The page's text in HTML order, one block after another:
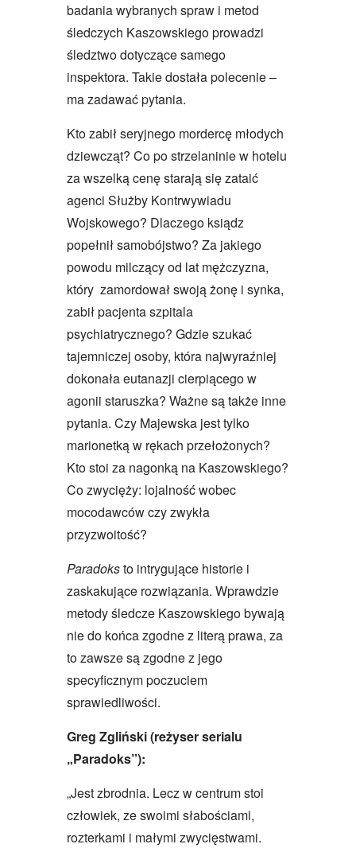
badania wybranych spraw i metod
śledczych Kaszowskiego prowadzi
śledztwo dotyczące samego
inspektora. Takie dostała polecenie –
ma zadawać pytania.
Kto zabił seryjnego mordercę młodych
dziewcząt? Co po strzelaninie w hotelu
za wszelką cenę starają się zataić
agenci Służby Kontrwywiadu
Wojskowego? Dlaczego ksiądz
popełnił samobójstwo? Za jakiego
powodu milczący od lat mężczyzna,
który zamordował swoją żonę i synka,
zabił pacjenta szpitala
psychiatrycznego? Gdzie szukać
tajemniczej osoby, która najwyraźniej
dokonała eutanazji cierpiącego w
agonii staruszka? Ważne są także inne
pytania. Czy Majewska jest tylko
marionetką w rękach przełożonych?
Kto stoi za nagonką na Kaszowskiego?
Co zwycięży: lojalność wobec
mocodawców czy zwykła
przyzwoitość?
Paradoksto intrygujące historie i
zaskakujące rozwiązania. Wprawdzie
metody śledcze Kaszowskiego bywają
nie do końca zgodne z literą prawa, za
to zawsze są zgodne z jego
specyficznym poczuciem
sprawiedliwości.
Greg Zgliński (reżyser serialu
„Paradoks”):
„Jest zbrodnia. Lecz w centrum stoi
człowiek, ze swoimi słabościami,
rozterkami i małymi zwycięstwami.